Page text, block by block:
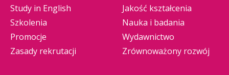
Study in English
Szkolenia
Promocje
Zasady rekrutacji
Jakość kształcenia
Nauka i badania
Wydawnictwo
Zrównoważony rozwój